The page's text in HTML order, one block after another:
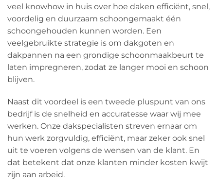
veel knowhow in huis over hoe daken efficiënt, snel,
voordelig en duurzaam schoongemaakt één
schoongehouden kunnen worden. Een
veelgebruikte strategie is om dakgoten en
dakpannen na een grondige schoonmaakbeurt te
laten impregneren, zodat ze langer mooi en schoon
blijven.
Naast dit voordeel is een tweede pluspunt van ons
bedrijf is de snelheid en accuratesse waar wij mee
werken. Onze dakspecialisten streven ernaar om
hun werk zorgvuldig, efficiënt, maar zeker ook snel
uit te voeren volgens de wensen van de klant. En
dat betekent dat onze klanten minder kosten kwijt
zijn aan arbeid.